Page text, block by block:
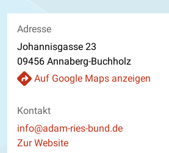
Adresse
Johannisgasse 23
09456 Annaberg-Buchholz
Auf Google Maps anzeigen
Kontakt
E-Mail
info@adam-ries-bund.de
Website
Zur Website